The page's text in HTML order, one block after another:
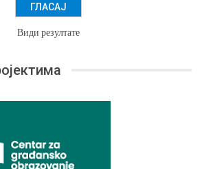
Види резултате